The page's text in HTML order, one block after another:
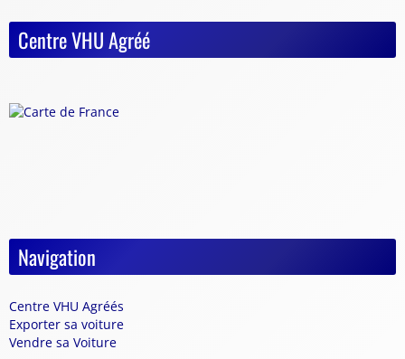
Centre VHU Agréé
Navigation
Centre VHU Agréés
Exporter sa voiture
Vendre sa Voiture